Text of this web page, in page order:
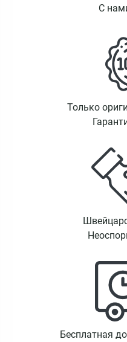
С
Только
Бесплатная